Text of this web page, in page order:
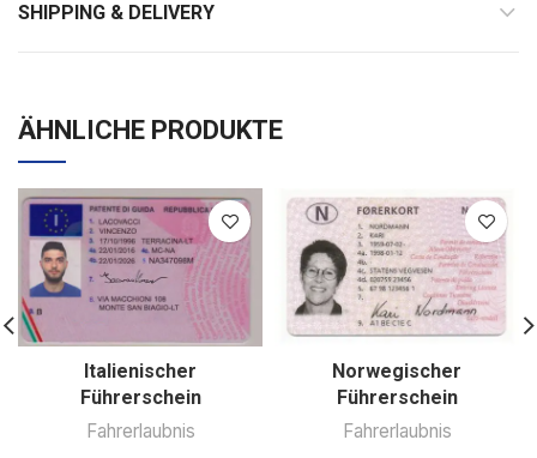
SHIPPING & DELIVERY
ÄHNLICHE PRODUKTE
Italienischer
Führerschein
Fahrerlaubnis
Norwegischer
Führerschein
Fahrerlaubnis